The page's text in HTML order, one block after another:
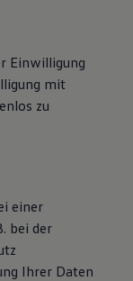
Einwilligung
mit
zu
einer
bei der
Ihrer Daten